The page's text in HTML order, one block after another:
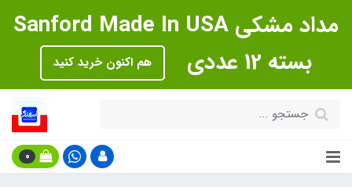
مداد مشکی Sanford Made In USA
بسته 12 عددی
هم اکنون خرید کنید
0